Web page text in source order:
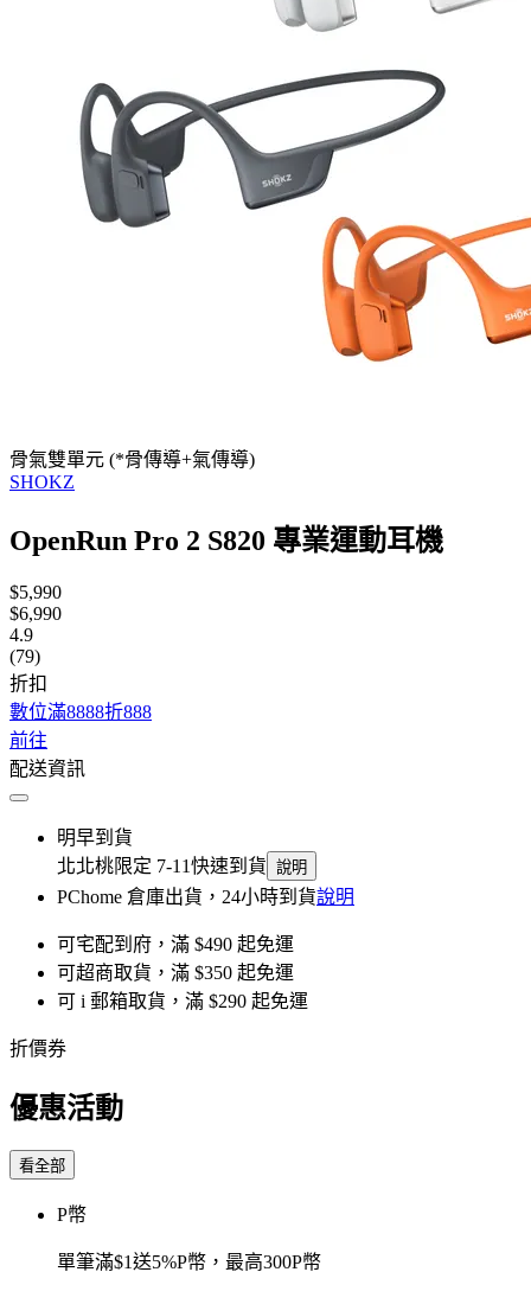
骨氣雙單元 (*骨傳導+氣傳導)
SHOKZ
OpenRun Pro 2 S820 專業運動耳機
$5,990
$6,990
4.9
(79)
折扣
數位滿8888折888
前往
配送資訊
明早到貨
北北桃限定 7-11快速到貨 說明
PChome 倉庫出貨，24小時到貨說明
可宅配到府，滿 $490 起免運
可超商取貨，滿 $350 起免運
可 i 郵箱取貨，滿 $290 起免運
折價券
優惠活動
看全部
P幣
單筆滿$1送5%P幣，最高300P幣